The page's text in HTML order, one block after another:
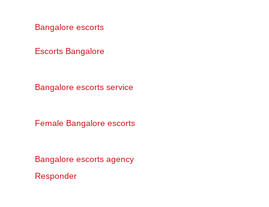
Bangalore escorts
Escorts Bangalore
Bangalore escorts service
Female Bangalore escorts
Bangalore escorts agency
Responder